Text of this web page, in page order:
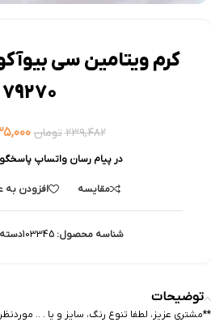
79270
۲۳۹,۴۸۲ تومان
در پیام رسان واتساپ
مقایسه افزودن به
شناسه محصول: 103345
توضیحات
**مشتری عزیز، لطفا تنوع رنگ، سایز و یا . ..